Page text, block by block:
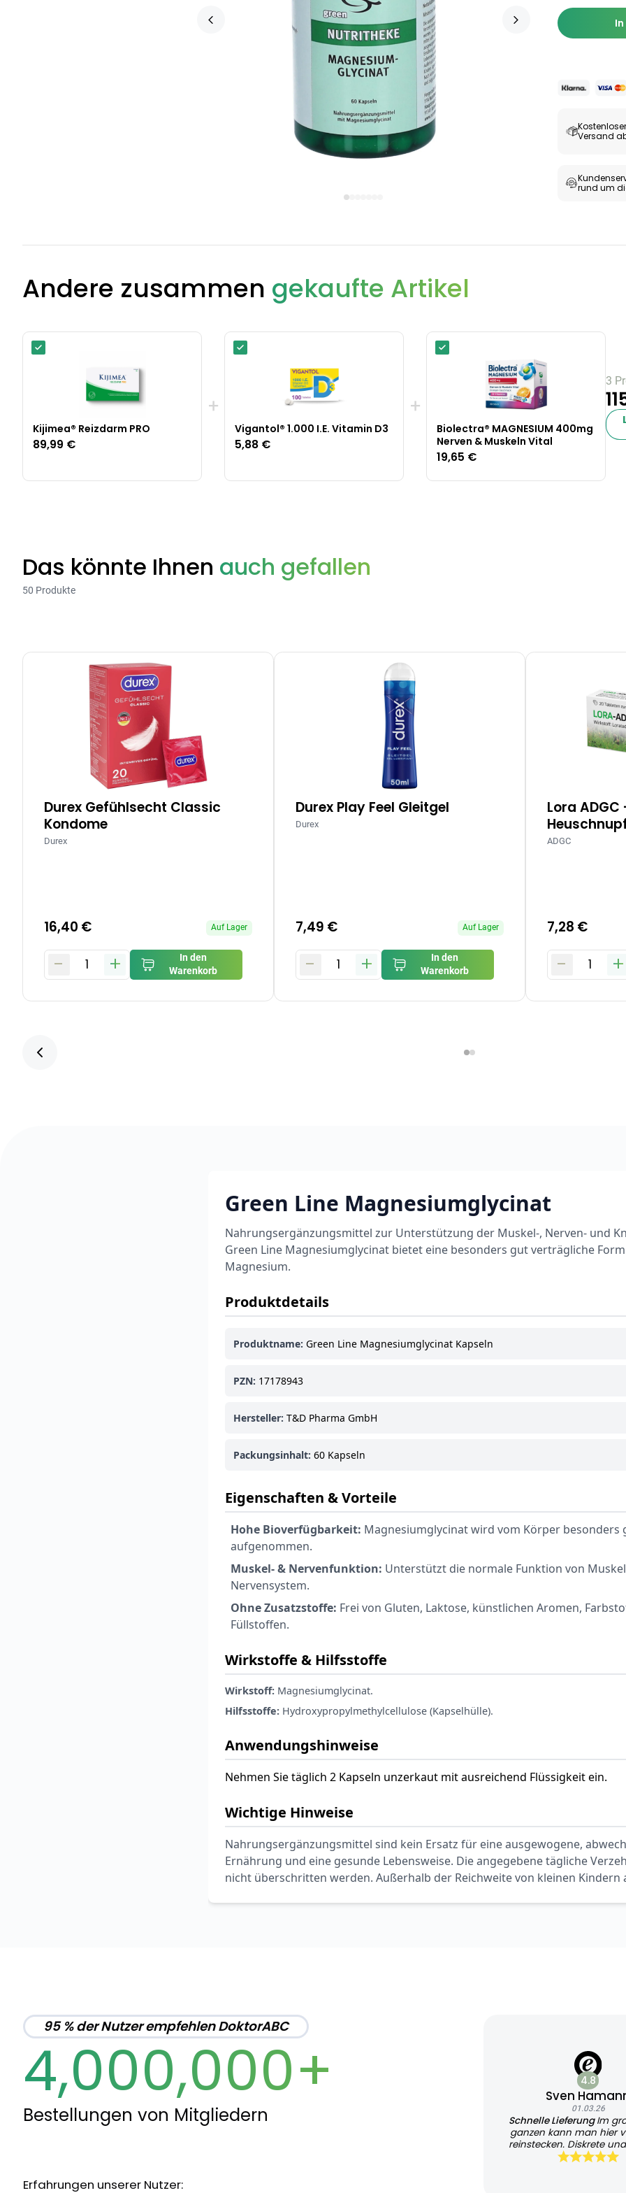
Kostenloser
Versand
rund um
Andere zusammen gekaufte Artikel
Kijimea® Reizdarm PRO
89,99 €
+
Vigantol® 1.000 I.E. Vitamin D3
5,88 €
+
Biolectra® MAGNESIUM 400mg
Nerven & Muskeln Vital
19,65 €
3
Das könnte Ihnen auch gefallen
50 Produkte
Durex Gefühlsecht Classic
Kondome
Durex
16,40 € Auf Lager
- 1 +
In den
Warenkorb
Durex Play Feel Gleitgel
Durex
7,49 € Auf Lager
- 1 +
In den
Warenkorb
Lora ADGC
ADGC
7,28 €
- 1 +
Green Line Magnesiumglycinat
Nahrungsergänzungsmittel zur Unterstützung der Muskel-, Nerven- und
Green Line Magnesiumglycinat bietet eine besonders gut verträgliche
Magnesium.
Produktdetails
Produktname: Green Line Magnesiumglycinat Kapseln
PZN: 17178943
Hersteller: T&D Pharma GmbH
Packungsinhalt: 60 Kapseln
Eigenschaften & Vorteile
Hohe Bioverfügbarkeit: Magnesiumglycinat wird vom Körper besonders
aufgenommen.
Muskel- & Nervenfunktion: Unterstützt die normale Funktion von
Nervensystem.
Ohne Zusatzstoffe: Frei von Gluten, Laktose, künstlichen Aromen,
Füllstoffen.
Wirkstoffe & Hilfsstoffe
Wirkstoff: Magnesiumglycinat.
Hilfsstoffe: Hydroxypropylmethylcellulose (Kapselhülle).
Anwendungshinweise
Nehmen Sie täglich 2 Kapseln unzerkaut mit ausreichend Flüssigkeit ein.
Wichtige Hinweise
Nahrungsergänzungsmittel sind kein Ersatz für eine ausgewogene,
Ernährung und eine gesunde Lebensweise. Die angegebene tägliche
nicht überschritten werden. Außerhalb der Reichweite von kleinen Kindern
95 % der Nutzer empfehlen DoktorABC
4,000,000+
Bestellungen von Mitgliedern
Erfahrungen unserer Nutzer:
4.8
Sven
01.03.26
Schnelle LieferungIm
ganzen kann man hier
reinstecken. Diskrete
Lieferung